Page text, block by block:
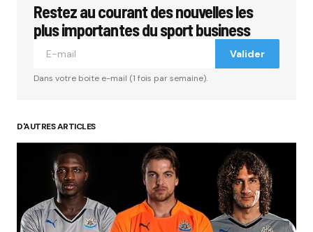
Votre adresse e-mail ne sera pas publiée.Les
champs obligatoires sont indiqués avec*
Your Name
Your E-mail
Restez au courant des nouvelles les
plus importantes du sport business
Valider
Dans votre boite e-mail (1 fois par semaine).
D'AUTRES ARTICLES